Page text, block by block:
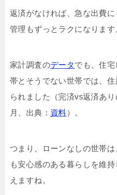
返済がなければ、急な出費
管理もずっとラクになります
家計調査のデータでも、住
帯とそうでない世帯では、
られました（完済vs返済あ
月、出典： 資料）。
つまり、ローンなしの世帯
も安心感のある暮らしを維
えますね。